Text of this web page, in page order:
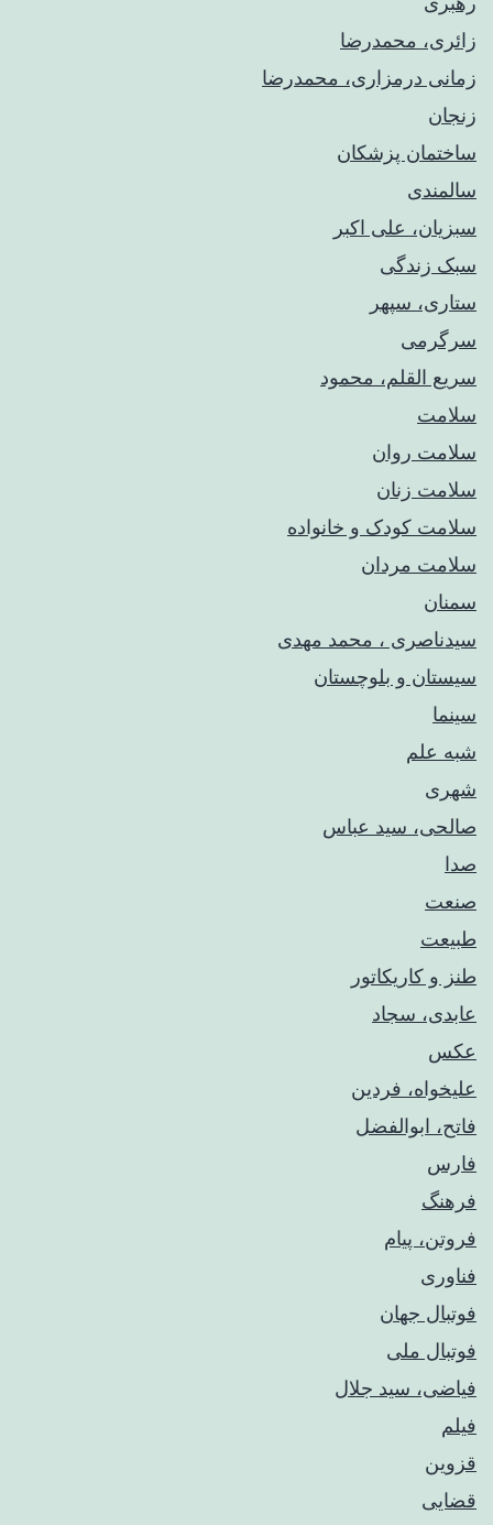
زائری، محمدرضا
زمانی درمزاری، محمدرضا
زنجان
ساختمان پزشکان
سالمندی
سبزیان، علی اکبر
سبک زندگی
ستاری، سپهر
سرگرمی
سریع القلم، محمود
سلامت
سلامت روان
سلامت زنان
سلامت کودک‌ و خانواده
سلامت مردان
سمنان
سیدناصری ، محمد مهدی
سیستان و بلوچستان
سینما
شبه علم
شهری
صالحی، سید عباس
صدا
صنعت
طبیعت
طنز و کاریکاتور
عابدی، سجاد
عکس
علیخواه، فردین
فاتح، ابوالفضل
فارس
فرهنگ
فروتن، پیام
فناوری
فوتبال جهان
فوتبال ملی
فیاضی، سید جلال
فیلم
قزوین
قضایی